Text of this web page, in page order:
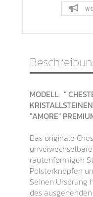
MODELL: "
"AMORE"
Das originale
rautenförmigen
Polsterknöpfen
Seinen Ursprung
des